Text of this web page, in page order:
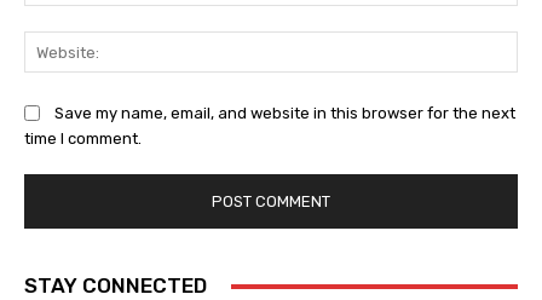
Save my name, email, and website in this browser for the next
time I comment.
STAY CONNECTED